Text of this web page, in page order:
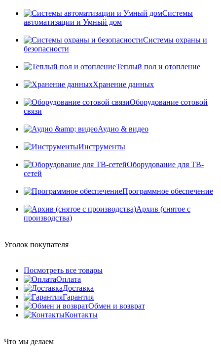
Системы
автоматизации и Умный дом
Системы охраны и
безопасности
Теплый пол и отопление
Хранение данных
Оборудование сотовой
связи
Аудио & видео
Инструменты
Оборудование для ТВ-
сетей
Программное обеспечение
Архив (снятое с
производства)
Уголок покупателя
Посмотреть все товары
Оплата
Доставка
Гарантия
Обмен и возврат
Контакты
Что мы делаем